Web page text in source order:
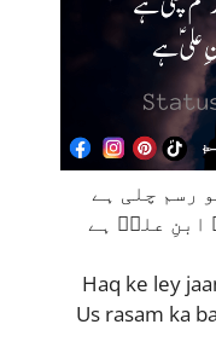
رسم چلی ہے
ابنِ علیؑ ہے
Haq ke ley
Us rasam ka